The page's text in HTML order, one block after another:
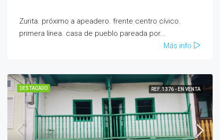
Zurita. próximo a apeadero. frente centro cívico.
primera línea. casa de pueblo pareada por...
Más info
DESTACADO REF. 1376 - EN VENTA